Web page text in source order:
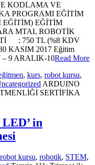
KODLAMA VE
PROGRAMI EĞİTİM
EĞİTİM) EĞİTİM
MTAL ROBOTİK
: 750 TL (%8 KDV
KASIM 2017 Eğitim
– 9 ARALIK-10Read More
, kurs, robot kursu,
ARDUINO
SERTİFİKA
in
robot kursu, robotik, STEM,